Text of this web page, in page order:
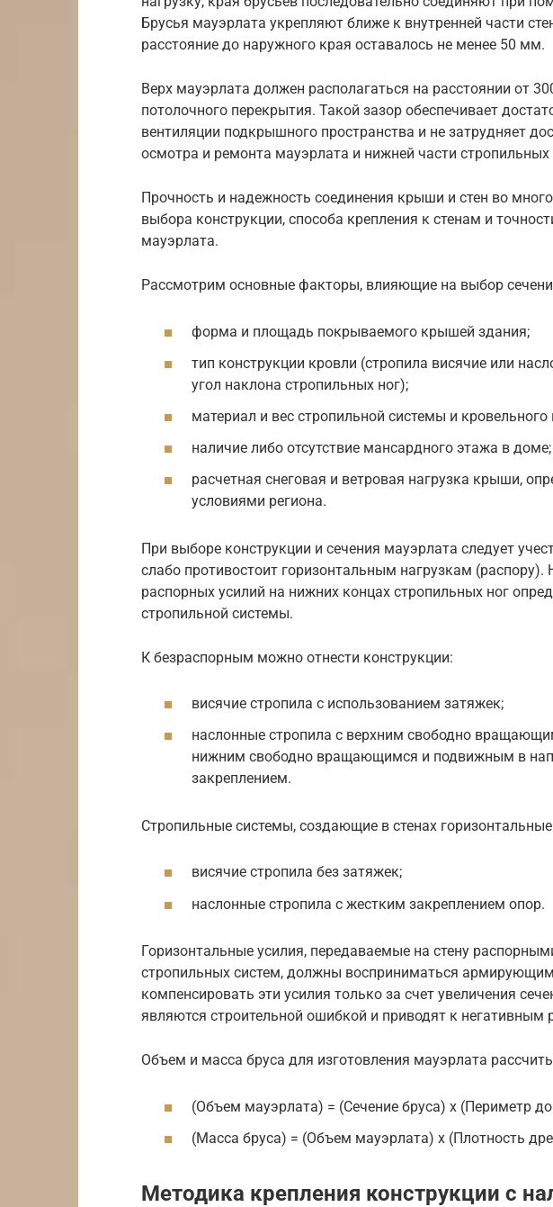
Брусья мауэрлата укрепляют ближе к внутренней части
расстояние до наружного края оставалось не менее 50 мм.
Верх мауэрлата должен располагаться на расстоянии от
потолочного перекрытия. Такой зазор обеспечивает
вентиляции подкрышного пространства и не затрудняет
осмотра и ремонта мауэрлата и нижней части стропильных
Прочность и надежность соединения крыши и стен во
выбора конструкции, способа крепления к стенам и
мауэрлата.
Рассмотрим основные факторы, влияющие на выбор
форма и площадь покрываемого крышей здания;
тип конструкции кровли (стропила висячие или
угол наклона стропильных ног);
материал и вес стропильной системы и
наличие либо отсутствие мансардного этажа в доме;
расчетная снеговая и ветровая нагрузка крыши,
условиями региона.
При выборе конструкции и сечения мауэрлата следует
слабо противостоит горизонтальным нагрузкам (распору).
распорных усилий на нижних концах стропильных ног
стропильной системы.
К безраспорным можно отнести конструкции:
висячие стропила с использованием затяжек;
наслонные стропила с верхним свободно
нижним свободно вращающимся и подвижным в
закреплением.
Стропильные системы, создающие в стенах
висячие стропила без затяжек;
наслонные стропила с жестким закреплением опор.
Горизонтальные усилия, передаваемые на стену
стропильных систем, должны восприниматься
компенсировать эти усилия только за счет увеличения
являются строительной ошибкой и приводят к негативным
Объем и масса бруса для изготовления мауэрлата
(Объем мауэрлата) = (Сечение бруса) х (Периметр
(Масса бруса) = (Объем мауэрлата) х (Плотность
Методика крепления конструкции с